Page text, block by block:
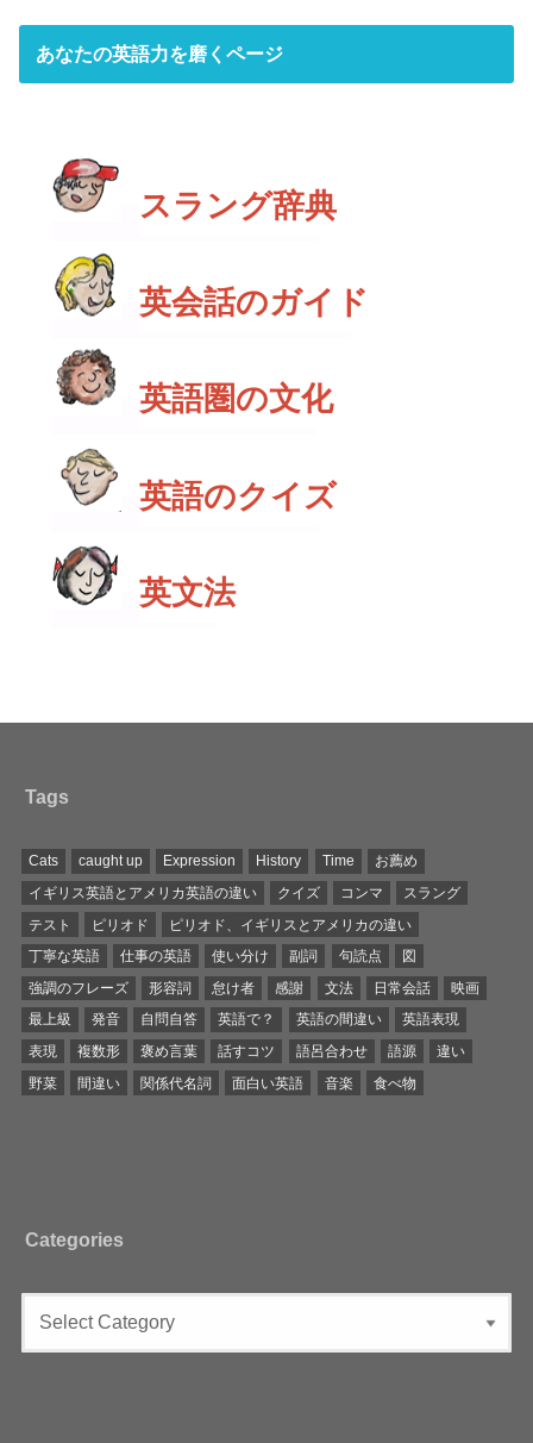
あなたの英語力を磨くページ
スラング辞典
英会話のガイド
英語圏の文化
英語のクイズ
英文法
Tags
Cats caught up Expression History Time
お薦め
イギリス英語とアメリカ英語の違い
クイズ コンマ
スラング
テスト
ピリオド
ピリオド、イギリスとアメリカの違い
丁寧な英語
仕事の英語 使い分け 副詞 句読点
図
強調のフレーズ
形容詞 怠け者 感謝 文法 日常会話
映画
最上級
発音 自問自答 英語で？ 英語の間違い
英語表現
表現
複数形 褒め言葉 話すコツ 語呂合わせ 語源
違い
野菜
間違い 関係代名詞 面白い英語 音楽 食べ物
Categories